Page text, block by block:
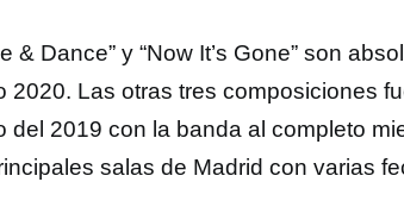
& Dance” y “Now It’s Gone” son
2020. Las otras tres composiciones
del 2019 con la banda al completo
salas de Madrid con varias